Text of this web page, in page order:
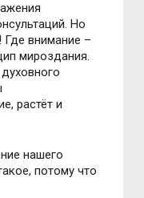
Но
Где внимание –
мироздания.
растёт и
нашего
потому что